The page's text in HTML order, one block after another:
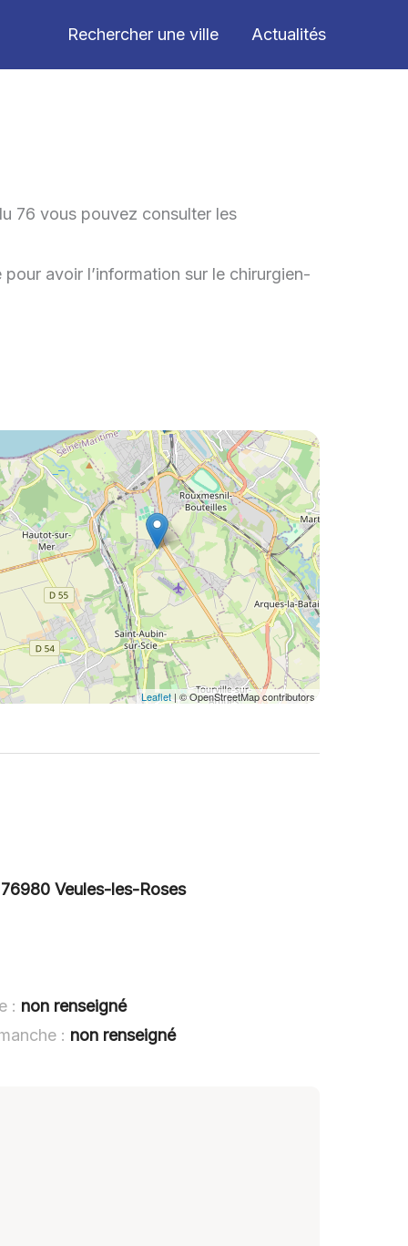
Rechercher une ville Actualités
76 vous pouvez consulter les
avoir l’information sur le chirurgien-
Leaflet| © OpenStreetMap contributors
Veules-les-Roses
: non renseigné
: non renseigné